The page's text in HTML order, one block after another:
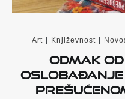
Art Književnost
Odmak
oslobađanje